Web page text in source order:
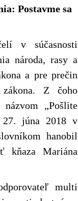
Postavme sa
v súčasnosti
národa, rasy a
a pre prečin
Z čoho
„Pošlite
27. júna 2018 v
hanobil
kňaza Mariána
multi